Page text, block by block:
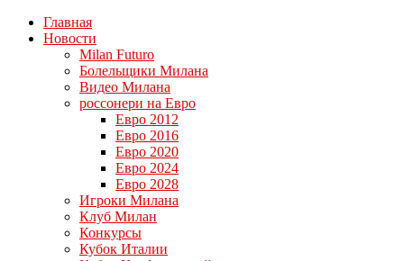
Главная
Новости
Milan Futuro
Болельщики Милана
Видео Милана
россонери на Евро
Евро 2012
Евро 2016
Евро 2020
Евро 2024
Евро 2028
Игроки Милана
Клуб Милан
Конкурсы
Кубок Италии